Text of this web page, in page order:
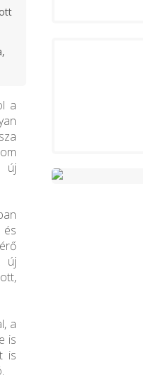
a
új
új
a
is
is